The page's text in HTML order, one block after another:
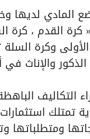
المادي لديها
القدم ، كرة
وكرة
والإناث
تمتلك
ومتطلباتها